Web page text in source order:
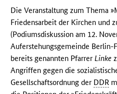
Die Veranstaltung zum Thema
Friedensarbeit der Kirchen und
(Podiumsdiskussion am 12.
Auferstehungsgemeinde Berlin-
bereits genannten PfarrerLinke
Angriffen gegen die
Gesellschaftsordnung der DDR